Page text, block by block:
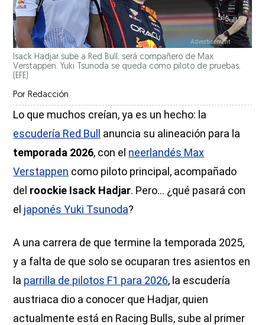
Isack Hadjar sube a Red Bull; será compañero de Max
Verstappen. Yuki Tsunoda se queda como piloto de pruebas.
(EFE)
Por Redacción
Lo que muchos creían, ya es un hecho: la
escudería Red Bull anuncia su alineación para la
temporada 2026, con el neerlandés Max
Verstappen como piloto principal, acompañado
del roockie Isack Hadjar. Pero… ¿qué pasará con
el japonés Yuki Tsunoda?
A una carrera de que termine la temporada 2025,
y a falta de que solo se ocuparan tres asientos en
la parrilla de pilotos F1 para 2026, la escudería
austriaca dio a conocer que Hadjar, quien
actualmente está en Racing Bulls, sube al primer